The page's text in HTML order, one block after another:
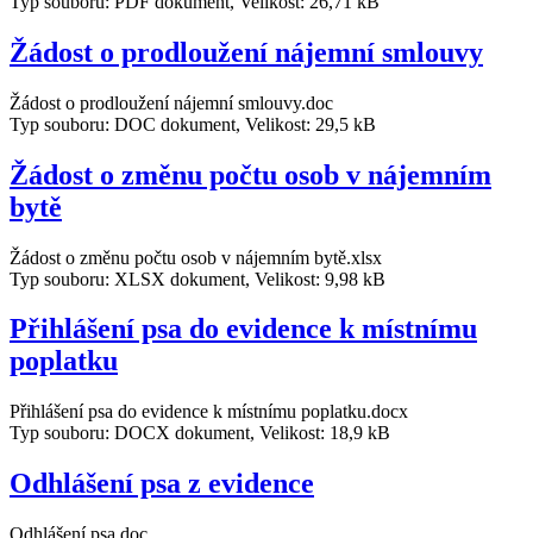
Žádost o prodloužení nájemní smlouvy
Žádost o prodloužení nájemní smlouvy.doc
Typ souboru: DOC dokument, Velikost: 29,5 kB
Žádost o změnu počtu osob v nájemním
bytě
Žádost o změnu počtu osob v nájemním bytě.xlsx
Typ souboru: XLSX dokument, Velikost: 9,98 kB
Přihlášení psa do evidence k místnímu
poplatku
Přihlášení psa do evidence k místnímu poplatku.docx
Typ souboru: DOCX dokument, Velikost: 18,9 kB
Odhlášení psa z evidence